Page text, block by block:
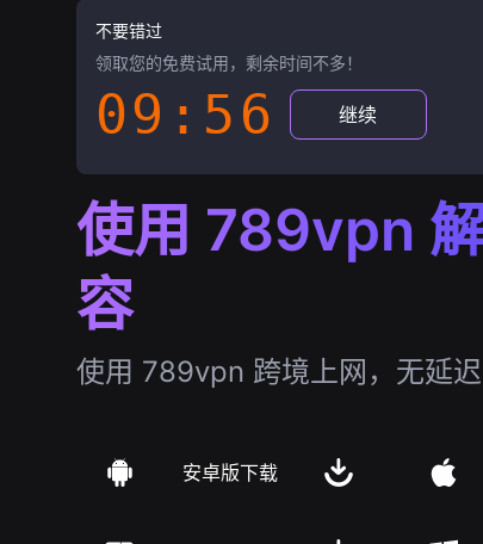
不要错过
领取您的免费试用，剩余时间不多！
09:55 继续
使用 789vpn
容
使用 789vpn 跨境上网，无延迟
安卓版下载